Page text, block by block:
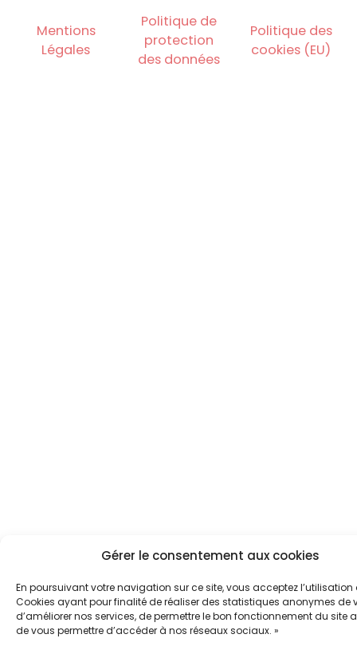
Gérer le consentement aux cookies
En poursuivant votre navigation sur ce site, vous acceptez l’utilisation
Cookies ayant pour finalité de réaliser des statistiques anonymes de
d’améliorer nos services, de permettre le bon fonctionnement du site
de vous permettre d’accéder à nos réseaux sociaux. »
Mentions
Légales
Politique de
protection
des données
Politique des
cookies (EU)